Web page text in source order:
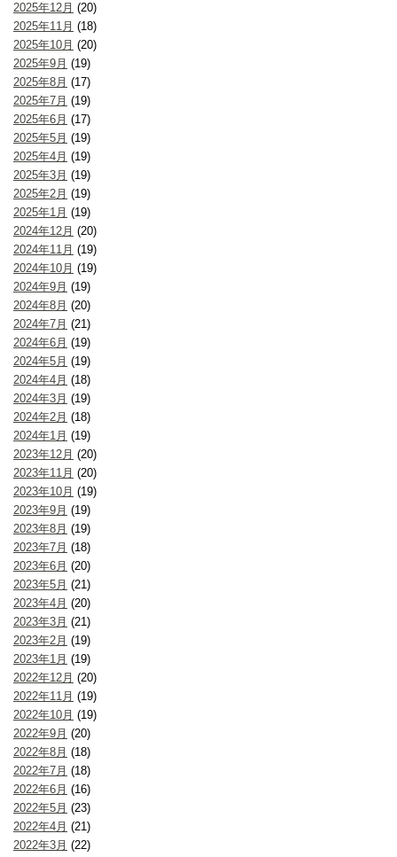
2025年12月 (20)
2025年11月 (18)
2025年10月 (20)
2025年9月 (19)
2025年8月 (17)
2025年7月 (19)
2025年6月 (17)
2025年5月 (19)
2025年4月 (19)
2025年3月 (19)
2025年2月 (19)
2025年1月 (19)
2024年12月 (20)
2024年11月 (19)
2024年10月 (19)
2024年9月 (19)
2024年8月 (20)
2024年7月 (21)
2024年6月 (19)
2024年5月 (19)
2024年4月 (18)
2024年3月 (19)
2024年2月 (18)
2024年1月 (19)
2023年12月 (20)
2023年11月 (20)
2023年10月 (19)
2023年9月 (19)
2023年8月 (19)
2023年7月 (18)
2023年6月 (20)
2023年5月 (21)
2023年4月 (20)
2023年3月 (21)
2023年2月 (19)
2023年1月 (19)
2022年12月 (20)
2022年11月 (19)
2022年10月 (19)
2022年9月 (20)
2022年8月 (18)
2022年7月 (18)
2022年6月 (16)
2022年5月 (23)
2022年4月 (21)
2022年3月 (22)